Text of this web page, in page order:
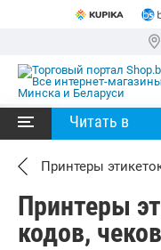
Читать в
Принтеры
Принтеры
кодов,